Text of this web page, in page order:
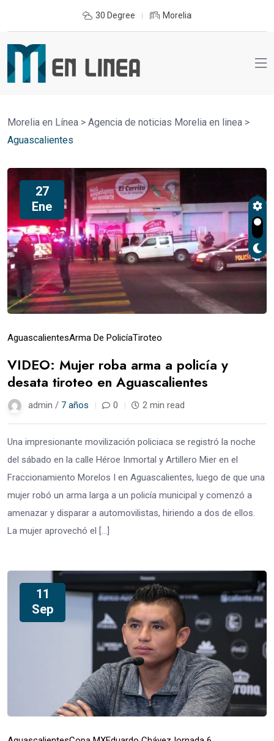
30 Degree Morelia
Morelia en Línea > Agencia de noticias Morelia en linea >
Aguascalientes
27
Ene
AguascalientesArma De PolicíaTiroteo
VIDEO: Mujer roba arma a policía y
desata tiroteo en Aguascalientes
admin / 7 años 0 2 min read
Una impresionante movilización policiaca se registró la noche
del sábado en la calle Héroe Inmortal y Artillero Mier en el
Fraccionamiento Morelos I en Aguascalientes, luego de que una
mujer robó un arma larga a un policía municipal y comenzó a
amenazar y disparar a automovilistas, hiriendo a dos de ellos.
La mujer aprovechó el […]
11
Sep